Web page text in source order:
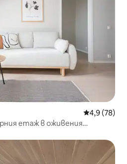
Средна
4,9 (78)
етаж в оживения